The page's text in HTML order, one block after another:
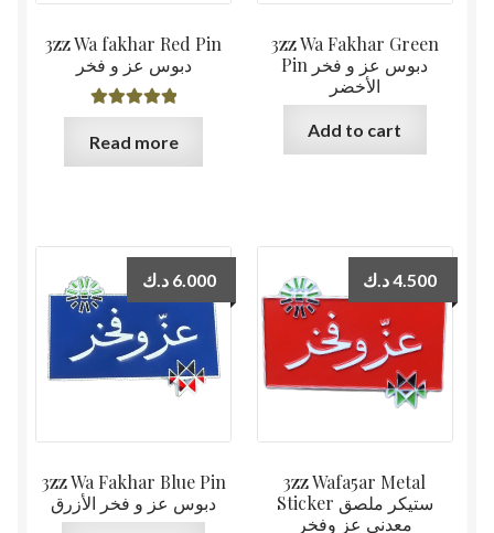
3zz Wa fakhar Red Pin
دبوس عز و فخر
Rated5.00
out of 5
Read more
3zz Wa Fakhar Green
Pin دبوس عز و فخر
الأخضر
Add to cart
3zz Wa Fakhar Blue Pin
دبوس عز و فخر الأزرق
6.000 د.ك
3zz Wafa5ar Metal
Sticker ستيكر ملصق
معدني عز وفخر
4.500د.ك